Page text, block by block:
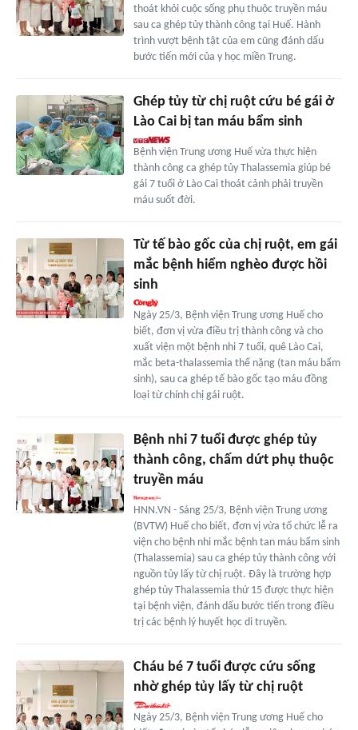
thoát khỏi cuộc sống phụ thuộc truyền máu
sau ca ghép tủy thành công tại Huế. Hành
trình vượt bệnh tật của em cũng đánh dấu
bước tiến mới của y học miền Trung.
Ghép tủy từ chị ruột cứu bé gái ở
Lào Cai bị tan máu bẩm sinh
Bệnh viện Trung ương Huế vừa thực hiện
thành công ca ghép tủy Thalassemia giúp bé
gái 7 tuổi ở Lào Cai thoát cảnh phải truyền
máu suốt đời.
Từ tế bào gốc của chị ruột, em gái
mắc bệnh hiểm nghèo được hồi
sinh
Ngày 25/3, Bệnh viện Trung ương Huế cho
biết, đơn vị vừa điều trị thành công và cho
xuất viện một bệnh nhi 7 tuổi, quê Lào Cai,
mắc beta-thalassemia thể nặng (tan máu bẩm
sinh), sau ca ghép tế bào gốc tạo máu đồng
loại từ chính chị gái ruột.
Bệnh nhi 7 tuổi được ghép tủy
thành công, chấm dứt phụ thuộc
truyền máu
HNN.VN - Sáng 25/3, Bệnh viện Trung ương
(BVTW) Huế cho biết, đơn vị vừa tổ chức lễ ra
viện cho bệnh nhi mắc bệnh tan máu bẩm sinh
(Thalassemia) sau ca ghép tủy thành công với
nguồn tủy lấy từ chị ruột. Đây là trường hợp
ghép tủy Thalassemia thứ 15 được thực hiện
tại bệnh viện, đánh dấu bước tiến trong điều
trị các bệnh lý huyết học di truyền.
Cháu bé 7 tuổi được cứu sống
nhờ ghép tủy lấy từ chị ruột
Ngày 25/3, Bệnh viện Trung ương Huế cho